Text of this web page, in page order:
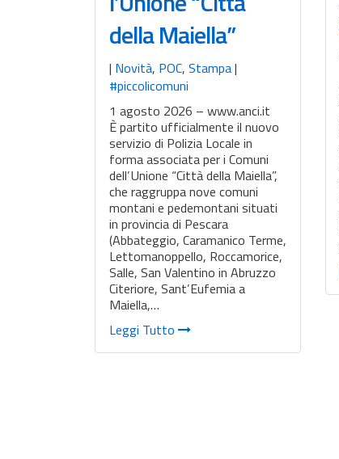
della Maiella”
| Novità, POC, Stampa|
#piccolicomuni
1 agosto 2026 – www.anci.it
È partito ufficialmente il nuovo
servizio di Polizia Locale in
forma associata per i Comuni
dell’Unione “Città della Maiella”,
che raggruppa nove comuni
montani e pedemontani situati
in provincia di Pescara
(Abbateggio, Caramanico Terme,
Lettomanoppello, Roccamorice,
Salle, San Valentino in Abruzzo
Citeriore, Sant’Eufemia a
Maiella,…
Leggi Tutto